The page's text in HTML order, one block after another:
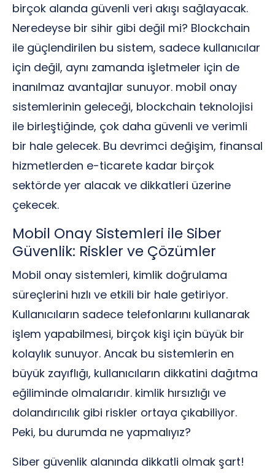
birçok alanda güvenli veri akışı sağlayacak.
Neredeyse bir sihir gibi değil mi? Blockchain
ile güçlendirilen bu sistem, sadece kullanıcılar
için değil, aynı zamanda işletmeler için de
inanılmaz avantajlar sunuyor. mobil onay
sistemlerinin geleceği, blockchain teknolojisi
ile birleştiğinde, çok daha güvenli ve verimli
bir hale gelecek. Bu devrimci değişim, finansal
hizmetlerden e-ticarete kadar birçok
sektörde yer alacak ve dikkatleri üzerine
çekecek.
Mobil Onay Sistemleri ile Siber
Güvenlik: Riskler ve Çözümler
Mobil onay sistemleri, kimlik doğrulama
süreçlerini hızlı ve etkili bir hale getiriyor.
Kullanıcıların sadece telefonlarını kullanarak
işlem yapabilmesi, birçok kişi için büyük bir
kolaylık sunuyor. Ancak bu sistemlerin en
büyük zayıflığı, kullanıcıların dikkatini dağıtma
eğiliminde olmalarıdır. kimlik hırsızlığı ve
dolandırıcılık gibi riskler ortaya çıkabiliyor.
Peki, bu durumda ne yapmalıyız?
Siber güvenlik alanında dikkatli olmak şart!